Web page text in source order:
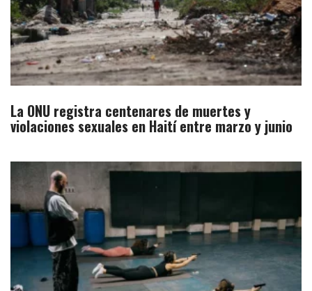
La ONU registra centenares de muertes y
violaciones sexuales en Haití entre marzo y junio